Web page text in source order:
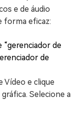
e de áudio
forma eficaz:
“gerenciador de
de
Vídeo e clique
Selecione a